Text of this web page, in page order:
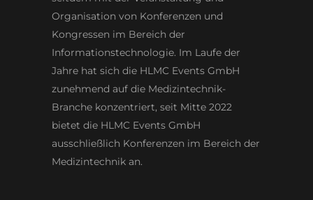
Organisation von Konferenzen und
Kongressen im Bereich der
Informationstechnologie. Im Laufe der
Jahre hat sich die HLMC Events GmbH
zunehmend auf die Medizintechnik-
Branche konzentriert, seit Mitte 2022
bietet die HLMC Events GmbH
ausschließlich Konferenzen im Bereich der
Medizintechnik an.